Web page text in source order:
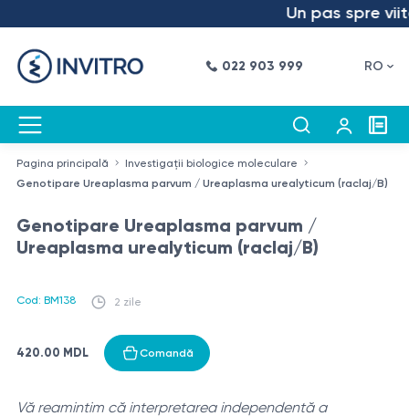
Un pas spre
022 903 999 RO
Pagina principală
Investigații biologice moleculare
Genotipare Ureaplasma parvum / Ureaplasma urealyticum (raclaj/B)
Genotipare Ureaplasma parvum /
Ureaplasma urealyticum (raclaj/B)
Cod: BM138 2 zile
420.00 MDL Comandă
Vă reamintim că interpretarea independentă a